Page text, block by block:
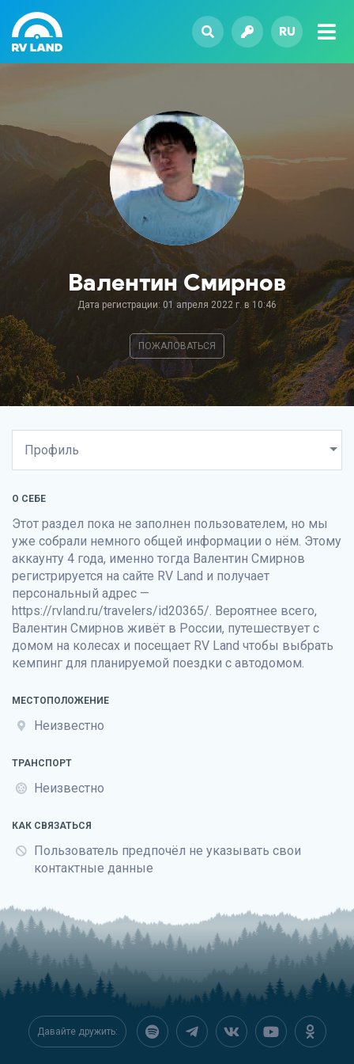
RU
Валентин Смирнов
Дата регистрации: 01 апреля 2022 г. в 10:46
ПОЖАЛОВАТЬСЯ
О СЕБЕ
Этот раздел пока не заполнен пользователем, но мы
уже собрали немного общей информации о нём. Этому
аккаунту 4 года, именно тогда Валентин Смирнов
регистрируется на сайте RV Land и получает
персональный адрес —
https://rvland.ru/travelers/id20365/. Вероятнее всего,
Валентин Смирнов живёт в России, путешествует с
домом на колесах и посещает RV Land чтобы выбрать
кемпинг для планируемой поездки с автодомом.
МЕСТОПОЛОЖЕНИЕ
Неизвестно
ТРАНСПОРТ
Неизвестно
КАК СВЯЗАТЬСЯ
Пользователь предпочёл не указывать свои
контактные данные
Давайте дружить: